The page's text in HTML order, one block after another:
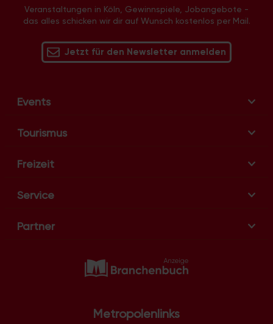
Veranstaltungen in Köln, Gewinnspiele, Jobangebote -
das alles schicken wir dir auf Wunsch kostenlos per Mail.
Jetzt für den Newsletter anmelden
Events
Tourismus
Freizeit
Service
Partner
Metropolenlinks